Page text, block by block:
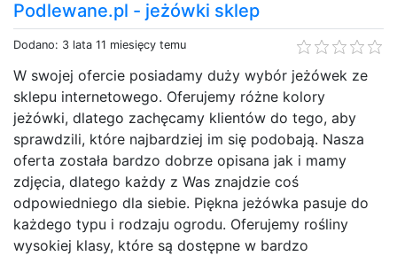
Podlewane.pl - jeżówki sklep
Dodano: 3 lata 11 miesięcy temu
W swojej ofercie posiadamy duży wybór jeżówek ze
sklepu internetowego. Oferujemy różne kolory
jeżówki, dlatego zachęcamy klientów do tego, aby
sprawdzili, które najbardziej im się podobają. Nasza
oferta została bardzo dobrze opisana jak i mamy
zdjęcia, dlatego każdy z Was znajdzie coś
odpowiedniego dla siebie. Piękna jeżówka pasuje do
każdego typu i rodzaju ogrodu. Oferujemy rośliny
wysokiej klasy, które są dostępne w bardzo